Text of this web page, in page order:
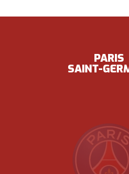
PARIS
SAINT-